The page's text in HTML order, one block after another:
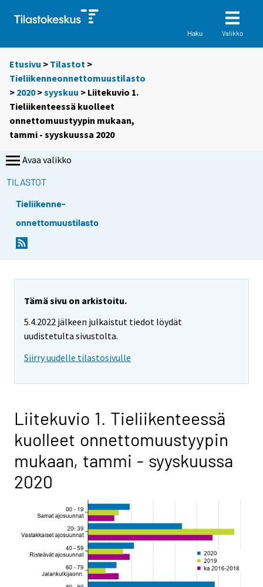
Haku Valikko
Etusivu > Tilastot >
Tieliikenneonnettomuustilasto
> 2020>syyskuu > Liitekuvio 1.
Tieliikenteessä kuolleet
onnettomuustyypin mukaan,
tammi - syyskuussa 2020
Avaa valikko
TILASTOT
Tieliikenne-
onnettomuustilasto
Tämä sivu on arkistoitu.
5.4.2022 jälkeen julkaistut tiedot löydät
uudistetulta sivustolta.
Siirry uudelle tilastosivulle
Liitekuvio 1. Tieliikenteessä
kuolleet onnettomuustyypin
mukaan, tammi - syyskuussa
2020